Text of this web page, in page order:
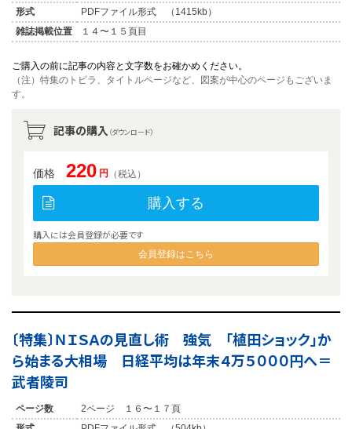
形式
PDFファイル形式 （1415kb）
雑誌掲載位置
１４〜１５頁目
ご購入の前に記事の内容と文字数をお確かめください。
（注）特集のトビラ、タイトルページなど、図案が中心のページもございま
す。
記事の購入 （ダウンロード）
価格 220 円 （税込）
購入する
購入には会員登録が必要です
会員登録はこちら
〔特集〕ＮＩＳＡの見直し術 強気 「植田ショック」か
ら始まる大相場 日経平均は年末４万５０００円へ＝
武者陵司
ページ数
2ページ １６〜１７頁